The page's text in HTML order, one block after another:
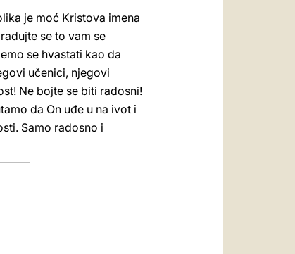
je moć Kristova imena
se to vam se
se hvastati kao da
učenici, njegovi
Ne bojte se biti radosni!
da On uđe u na ivot i
Samo radosno i